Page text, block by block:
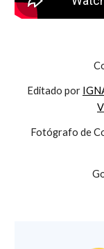
Editado por
Fotógrafo de